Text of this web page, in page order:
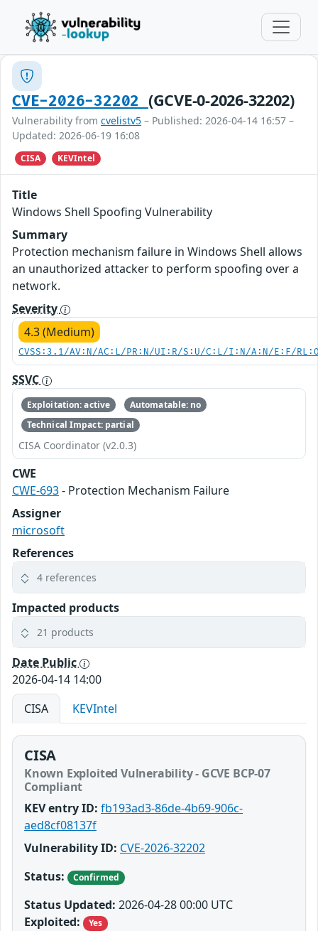
CVE-2026-32202 (GCVE-0-2026-32202)
Vulnerability from cvelistv5 – Published: 2026-04-14 16:57 –
Updated: 2026-06-19 16:08
CISA KEVIntel
Title
Windows Shell Spoofing Vulnerability
Summary
Protection mechanism failure in Windows Shell allows
an unauthorized attacker to perform spoofing over a
network.
Severity
4.3 (Medium)
CVSS:3.1/AV:N/AC:L/PR:N/UI:R/S:U/C:L/I:N/A:N/E:F/
SSVC
Exploitation: active
Automatable: no
Technical Impact: partial
CISA Coordinator (v2.0.3)
CWE
CWE-693- Protection Mechanism Failure
Assigner
microsoft
References
4 references
Impacted products
21 products
Date Public
2026-04-14 14:00
CISA
KEVIntel
CISA
Known Exploited Vulnerability - GCVE BCP-07
Compliant
KEV entry ID: fb193ad3-86de-4b69-906c-
aed8cf08137f
Vulnerability ID: CVE-2026-32202
Status:
Confirmed
Status Updated: 2026-04-28 00:00 UTC
Exploited:
Yes